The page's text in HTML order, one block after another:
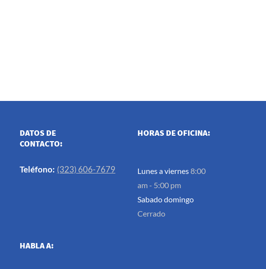
DATOS DE
CONTACTO:
HORAS DE OFICINA:
Teléfono: (323) 606-7679 Lunes a viernes8:00
am - 5:00 pm
Sabado domingo
Cerrado
HABLA A: